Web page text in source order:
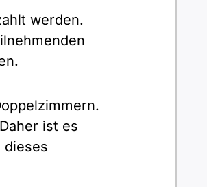
werden.
ist es
dieses